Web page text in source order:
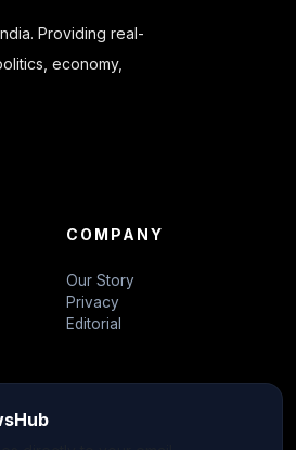
Providing real-
economy,
COMPANY
Our Story
Privacy
Editorial